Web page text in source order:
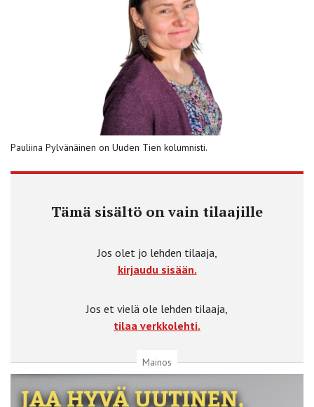
Pauliina Pylvänäinen on Uuden Tien kolumnisti.
Tämä sisältö on vain tilaajille
Jos olet jo lehden tilaaja,
kirjaudu sisään.
Jos et vielä ole lehden tilaaja,
tilaa verkkolehti.
Mainos